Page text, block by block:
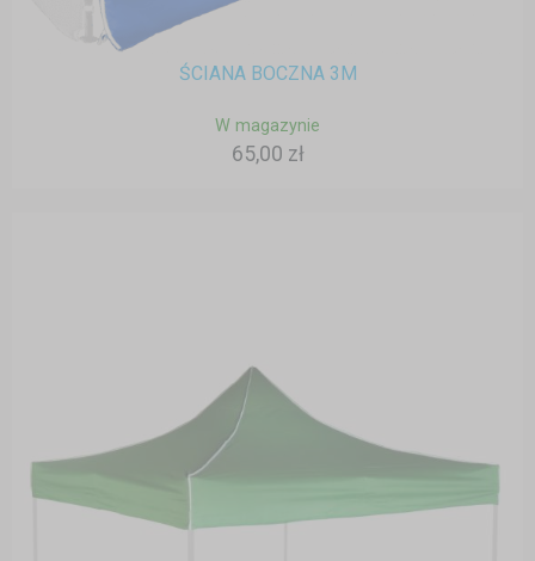
ŚCIANA BOCZNA 3M
W magazynie
65,00 zł